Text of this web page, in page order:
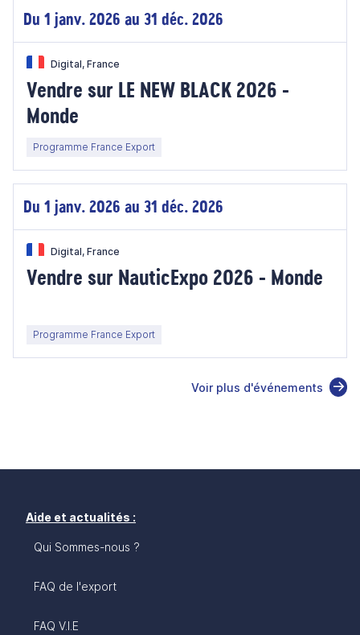
Du 1 janv. 2026 au 31 déc. 2026
Digital, France
Vendre sur LE NEW BLACK 2026 -
Monde
Programme France Export
Du 1 janv. 2026 au 31 déc. 2026
Digital, France
Vendre sur NauticExpo 2026 - Monde
Programme France Export
Voir plus d'événements
Aide et actualités :
Qui Sommes-nous ?
FAQ de l'export
FAQ V.I.E